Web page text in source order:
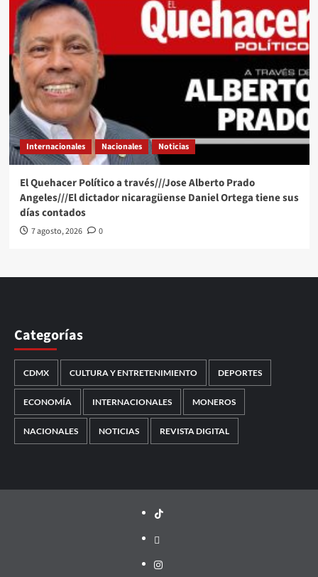
Internacionales Nacionales Noticias
El Quehacer Político a través///Jose Alberto Prado
Angeles///El dictador nicaragüense Daniel Ortega tiene sus
días contados
7 agosto, 2026 0
Categorías
CDMX CULTURA Y ENTRETENIMIENTO DEPORTES
ECONOMÍA INTERNACIONALES MONEROS
NACIONALES NOTICIAS REVISTA DIGITAL
TikTok
threads
Instagram